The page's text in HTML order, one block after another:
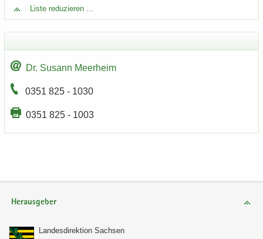
Liste re­du­zie­ren ...
Dr. Su­sann Meer­heim
0351 825 - 1030
0351 825 - 1003
Herausgeber
Lan­des­di­rek­ti­on Sach­sen